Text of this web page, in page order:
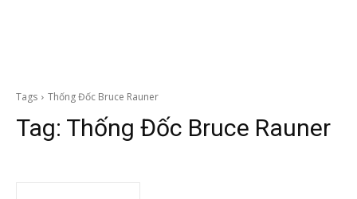
Tags Thống Đốc Bruce Rauner
Tag: Thống Đốc Bruce Rauner